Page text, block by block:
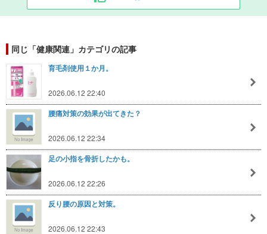
同じ「健康関連」カテゴリの記事
育毛剤使用１か月。
2026.06.12 22:40
腰痛対策の効果が出てきた？
2026.06.12 22:34
足の小指を骨折したかも。
2026.06.12 22:26
反り腰の原因と対策。
2026.06.12 22:43